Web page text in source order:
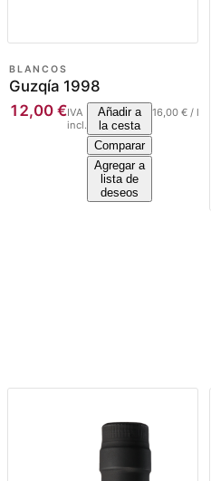
BLANCOS
Guzqía 1998
12,00 €IVA
incl.
16,00 € / l
Añadir a
la cesta
Comparar
Agregar a
lista de
deseos